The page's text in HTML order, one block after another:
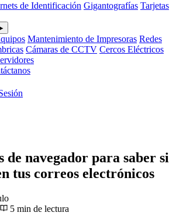
de Identificación Gigantografías Tarjetas
▸
Mantenimiento de Impresoras Redes
Cámaras de CCTV Cercos Eléctricos
de navegador para saber si
tus correos electrónicos
5 min de lectura